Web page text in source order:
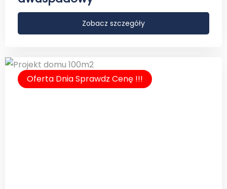
Zobacz szczegóły
Oferta Dnia Sprawdz Cenę !!!